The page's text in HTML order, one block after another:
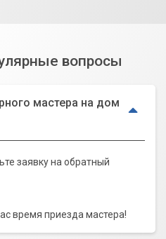
вопросы
мастера на дом
заявку на обратный
время приезда мастера!